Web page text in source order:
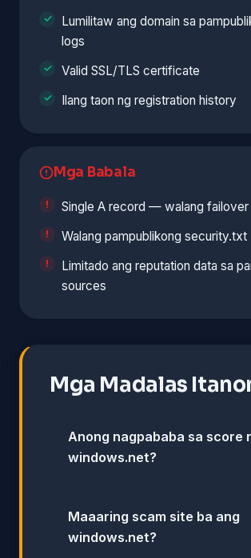
Lumilitaw ang domain sa
logs
Valid SSL/TLS certificate
Ilang taon ng registration history
Mga Babala
Single A record — walang failover
Walang pampublikong security.txt
Limitado ang reputation data sa
sources
Mga Madalas
Anong nagpababa sa score
windows.net?
Maaaring scam site ba ang
windows.net?